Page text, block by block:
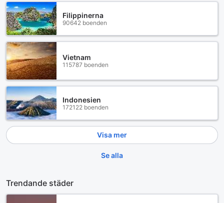
Filippinerna
90642 boenden
Vietnam
115787 boenden
Indonesien
172122 boenden
Visa mer
Se alla
Trendande städer